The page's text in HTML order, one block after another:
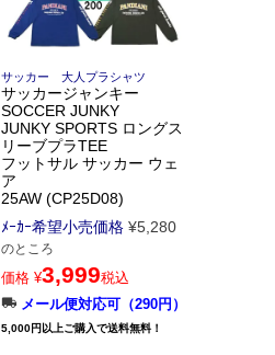
サッカー 大人プラシャツ
サッカージャンキー
SOCCER JUNKY
JUNKY SPORTS ロングス
リーブプラTEE
フットサル サッカー ウェ
ア
25AW (CP25D08)
ﾒｰｶｰ希望小売価格 ¥5,280
のところ
価格 ¥3,999税込
メール便対応可（290円）
5,000円以上ご購入で送料無料！